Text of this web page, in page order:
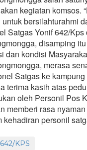
kegiatan komsos.
bersilahturahmi
Satgas Yonif 642/
disamping
dan kondisi
merasa
Satgas ke
terima kasih atas
oleh Personil Pos
memberi rasa
kehadiran personil
KPS